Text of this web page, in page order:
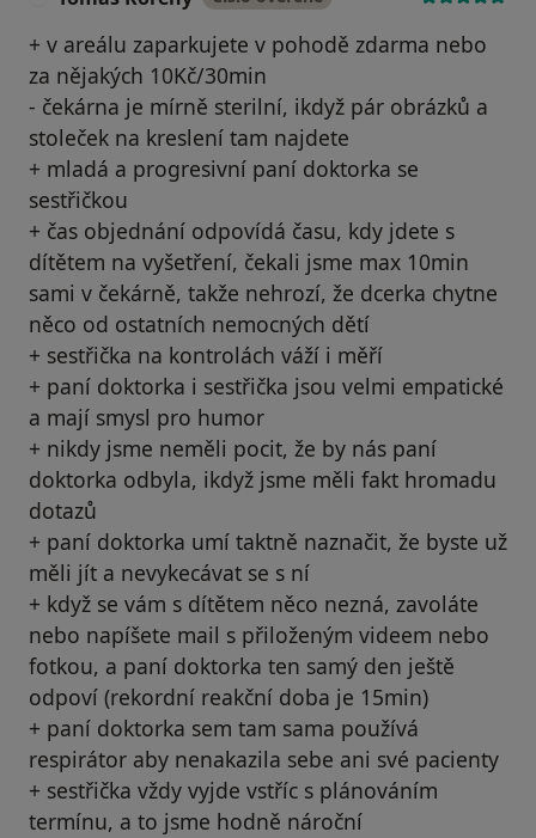
+ v areálu zaparkujete v pohodě zdarma nebo
za nějakých 10Kč/30min
- čekárna je mírně sterilní, ikdyž pár obrázků a
stoleček na kreslení tam najdete
+ mladá a progresivní paní doktorka se
sestřičkou
+ čas objednání odpovídá času, kdy jdete s
dítětem na vyšetření, čekali jsme max 10min
sami v čekárně, takže nehrozí, že dcerka chytne
něco od ostatních nemocných dětí
+ sestřička na kontrolách váží i měří
+ paní doktorka i sestřička jsou velmi empatické
a mají smysl pro humor
+ nikdy jsme neměli pocit, že by nás paní
doktorka odbyla, ikdyž jsme měli fakt hromadu
dotazů
+ paní doktorka umí taktně naznačit, že byste už
měli jít a nevykecávat se s ní
+ když se vám s dítětem něco nezná, zavoláte
nebo napíšete mail s přiloženým videem nebo
fotkou, a paní doktorka ten samý den ještě
odpoví (rekordní reakční doba je 15min)
+ paní doktorka sem tam sama používá
respirátor aby nenakazila sebe ani své pacienty
+ sestřička vždy vyjde vstříc s plánováním
termínu, a to jsme hodně nároční